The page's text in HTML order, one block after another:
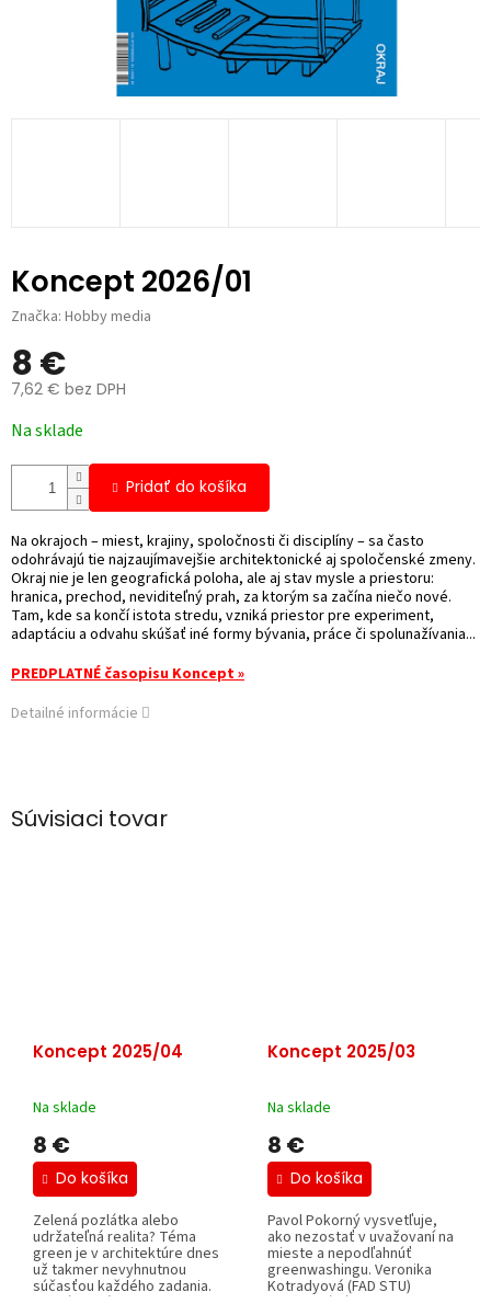
Koncept 2026/01
Značka: Hobby media
8 €
7,62 € bez DPH
cena:
Na sklade
Pridať do košíka
Na okrajoch – miest, krajiny, spoločnosti či disciplíny – sa často
odohrávajú tie najzaujímavejšie architektonické aj spoločenské zmeny.
Okraj nie je len geografická poloha, ale aj stav mysle a priestoru:
hranica, prechod, neviditeľný prah, za ktorým sa začína niečo nové.
Tam, kde sa končí istota stredu, vzniká priestor pre experiment,
adaptáciu a odvahu skúšať iné formy bývania, práce či spolunažívania...
PREDPLATNÉ časopisu Koncept »
Detailné informácie
Súvisiaci tovar
Koncept 2025/04
Na sklade
8 €
Do košíka
Zelená pozlátka alebo
udržateľná realita? Téma
green je v architektúre dnes
už takmer nevyhnutnou
súčasťou každého zadania.
Je prítomná v...
Koncept 2025/03
Na sklade
8 €
Do košíka
Pavol Pokorný vysvetľuje,
ako nezostať v uvažovaní na
mieste a nepodľahnúť
greenwashingu. Veronika
Kotradyová (FAD STU)
predstaví výskum...